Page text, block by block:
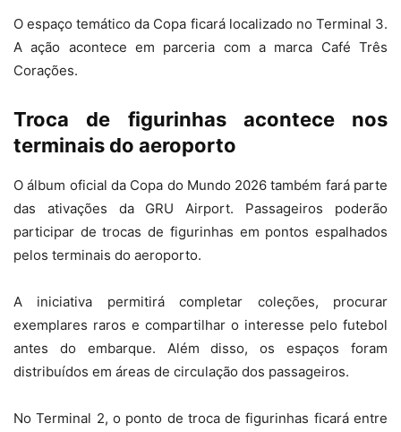
O espaço temático da Copa ficará localizado no Terminal 3.
A ação acontece em parceria com a marca Café Três
Corações.
Troca de figurinhas acontece nos
terminais do aeroporto
O álbum oficial da Copa do Mundo 2026 também fará parte
das ativações da GRU Airport. Passageiros poderão
participar de trocas de figurinhas em pontos espalhados
pelos terminais do aeroporto.
A iniciativa permitirá completar coleções, procurar
exemplares raros e compartilhar o interesse pelo futebol
antes do embarque. Além disso, os espaços foram
distribuídos em áreas de circulação dos passageiros.
No Terminal 2, o ponto de troca de figurinhas ficará entre